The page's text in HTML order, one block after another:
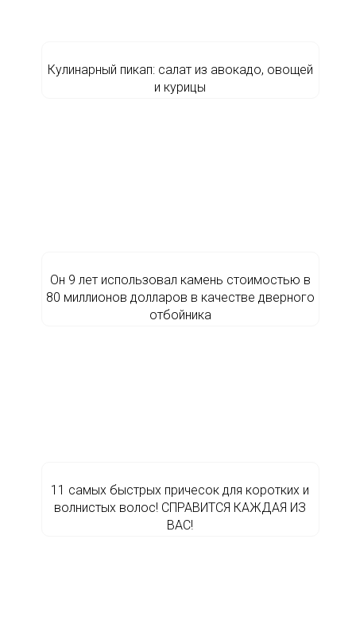
Кулинарный пикап: салат из авокадо, овощей
и курицы
Он 9 лет использовал камень стоимостью в
80 миллионов долларов в качестве дверного
отбойника
11 самых быстрых причесок для коротких и
волнистых волос! СПРАВИТСЯ КАЖДАЯ ИЗ
ВАС!